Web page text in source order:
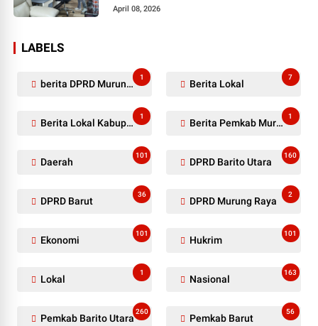
April 08, 2026
LABELS
berita DPRD Murung Raya
1
Berita Lokal
7
Berita Lokal Kabupaten Barito Utara
1
Berita Pemkab Murung Raya
1
Daerah
101
DPRD Barito Utara
160
DPRD Barut
36
DPRD Murung Raya
2
Ekonomi
101
Hukrim
101
Lokal
1
Nasional
163
Pemkab Barito Utara
260
Pemkab Barut
56